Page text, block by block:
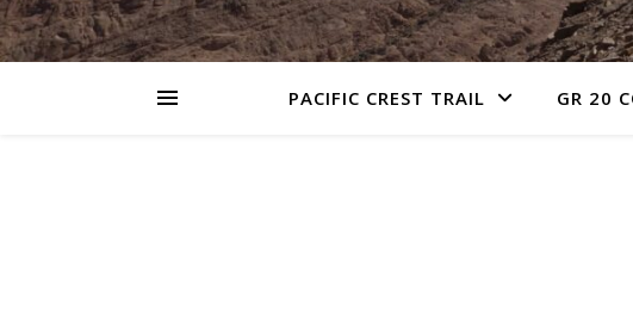
PACIFIC CREST TRAIL GR 20